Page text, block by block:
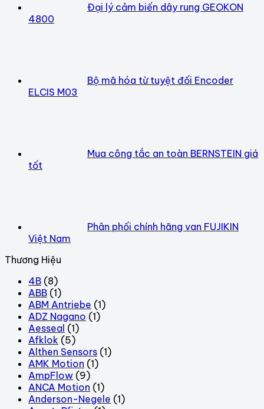
Đại lý cảm biến dây rung GEOKON
4800
Bộ mã hóa từ tuyệt đối Encoder
ELCIS M03
Mua công tắc an toàn BERNSTEIN giá
tốt
Phân phối chính hãng van FUJIKIN
Việt Nam
Thương Hiệu
4B (8)
ABB (1)
ABM Antriebe (1)
ADZ Nagano (1)
Aesseal (1)
Afklok (5)
Althen Sensors (1)
AMK Motion (1)
AmpFlow (9)
ANCA Motion (1)
Anderson-Negele (1)